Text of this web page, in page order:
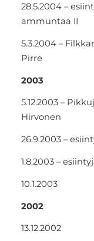
28.5.2004 –
ammuntaa II
5.3.2004 –
Pirre
2003
5.12.2003 –
Hirvonen
26.9.2003 –
1.8.2003 –
10.1.2003
2002
13.12.2002